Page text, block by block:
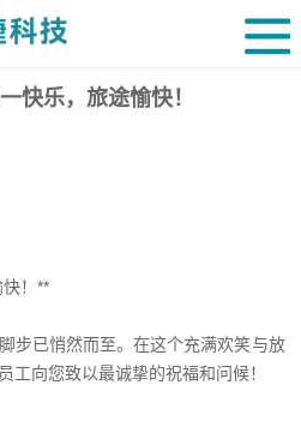
快乐，旅途愉快！
！**
步已悄然而至。在这个充满欢笑与放
工向您致以最诚挚的祝福和问候！